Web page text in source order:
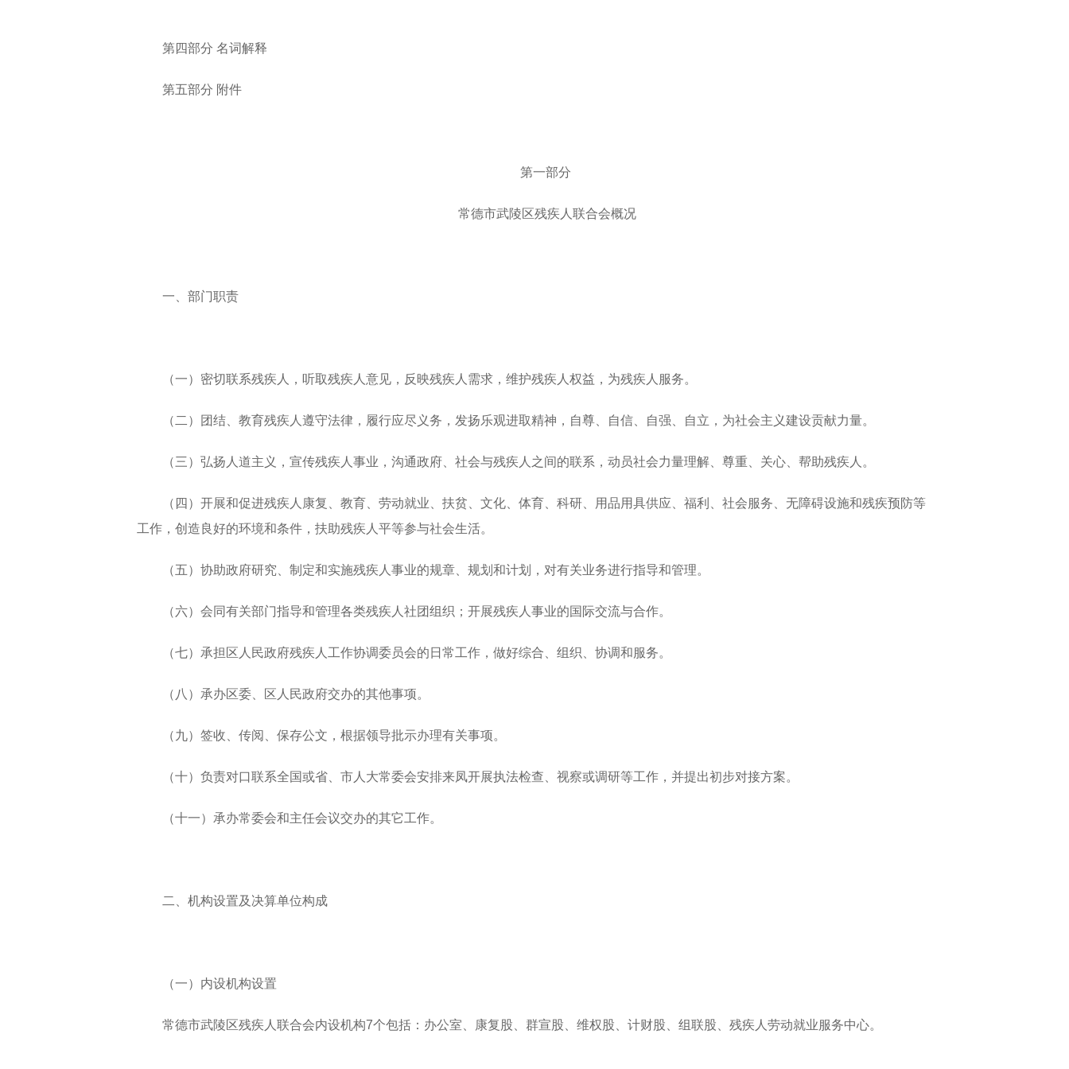
第四部分 名词解释
第五部分 附件
第一部分
常德市武陵区残疾人联合会概况
一、部门职责
（一）密切联系残疾人，听取残疾人意见，反映残疾人需求，维护残疾人权益，为残疾人服务。
（二）团结、教育残疾人遵守法律，履行应尽义务，发扬乐观进取精神，自尊、自信、自强、自立，为社会主义建设贡献力量。
（三）弘扬人道主义，宣传残疾人事业，沟通政府、社会与残疾人之间的联系，动员社会力量理解、尊重、关心、帮助残疾人。
（四）开展和促进残疾人康复、教育、劳动就业、扶贫、文化、体育、科研、用品用具供应、福利、社会服务、无障碍设施和残疾预防等
工作，创造良好的环境和条件，扶助残疾人平等参与社会生活。
（五）协助政府研究、制定和实施残疾人事业的规章、规划和计划，对有关业务进行指导和管理。
（六）会同有关部门指导和管理各类残疾人社团组织；开展残疾人事业的国际交流与合作。
（七）承担区人民政府残疾人工作协调委员会的日常工作，做好综合、组织、协调和服务。
（八）承办区委、区人民政府交办的其他事项。
（九）签收、传阅、保存公文，根据领导批示办理有关事项。
（十）负责对口联系全国或省、市人大常委会安排来凤开展执法检查、视察或调研等工作，并提出初步对接方案。
（十一）承办常委会和主任会议交办的其它工作。
二、机构设置及决算单位构成
（一）内设机构设置
常德市武陵区残疾人联合会内设机构7个包括： 办公室、康复股、群宣股、维权股、计财股、组联股、残疾人劳动就业服务中心。